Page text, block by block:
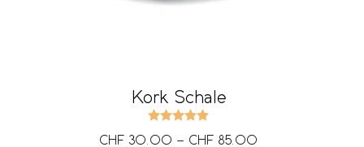
Kork Schale
CHF 30.00 – CHF 85.00